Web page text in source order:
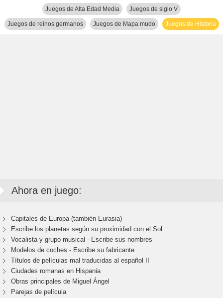
Juegos de Alta Edad Media Juegos de siglo V
Juegos de reinos germanos Juegos de Mapa mudo Juegos de Historia
Ahora en juego:
Capitales de Europa (también Eurasia)
Escribe los planetas según su proximidad con el Sol
Vocalista y grupo musical - Escribe sus nombres
Modelos de coches - Escribe su fabricante
Títulos de películas mal traducidas al español II
Ciudades romanas en Hispania
Obras principales de Miguel Ángel
Parejas de película